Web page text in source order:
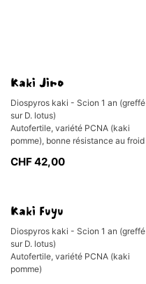
En rupture de stock
Kaki Jiro
Diospyros kaki - Scion 1 an (greffé
sur D. lotus)
Autofertile, variété PCNA (kaki
pomme), bonne résistance au froid
CHF42,00
Épuisé
Kaki Fuyu
Diospyros kaki - Scion 1 an (greffé
sur D. lotus)
Autofertile, variété PCNA (kaki
pomme)